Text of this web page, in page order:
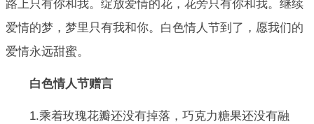
路上只有你和我。绽放爱情的花，花旁只有你和我。继续
爱情的梦，梦里只有我和你。白色情人节到了，愿我们的
爱情永远甜蜜。
白色情人节赠言
1.乘着玫瑰花瓣还没有掉落，巧克力糖果还没有融